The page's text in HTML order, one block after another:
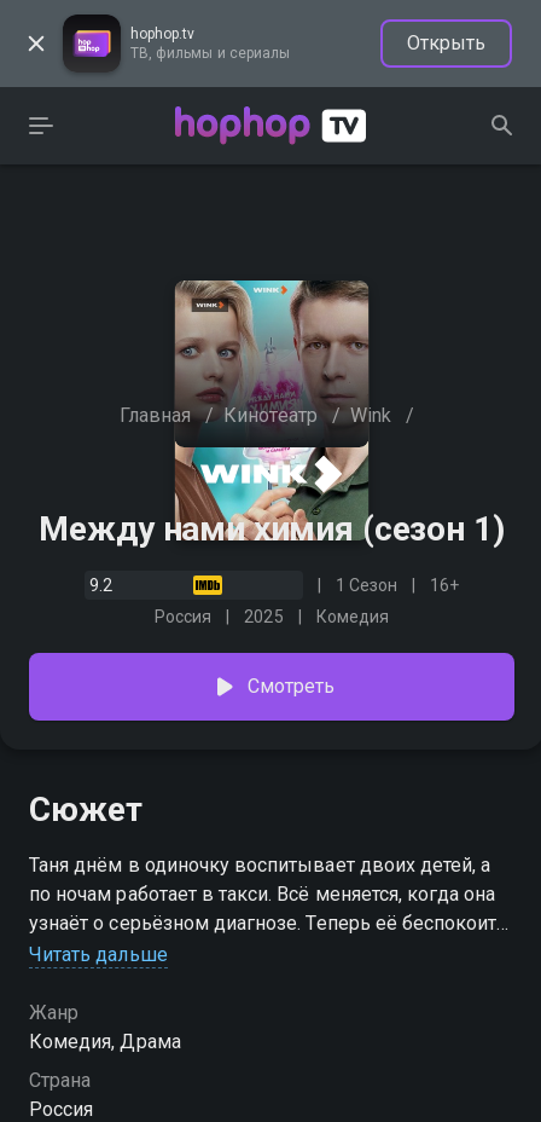
hophop.tv
ТВ, фильмы и сериалы
Открыть
Главная / Кинотеатр / Wink /
Между нами химия (сезон 1)
9.2 1 Сезон
16+
Россия
2025 Комедия
Смотреть
Сюжет
Таня днём в одиночку воспитывает двоих детей, а
по ночам работает в такси. Всё меняется, когда она
узнаёт о серьёзном диагнозе. Теперь её беспокоит
только одно: с кем останутся дети, если болезнь
ненадёжным родственникам и решает найти
достойного мужчину, женить его на себе, чтобы в
случае чего он позаботился о детях. Единственный
человек, с кем Таня делится своими мыслями, — это
Читать дальше
Жанр
Комедия, Драма
Страна
Россия